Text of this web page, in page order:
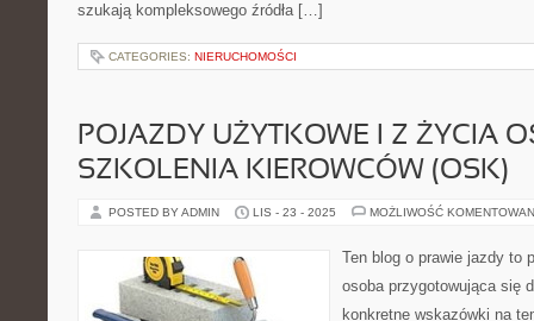
szukają kompleksowego źródła […]
CATEGORIES: NIERUCHOMOŚCI
POJAZDY UŻYTKOWE I Z ŻYCIA
SZKOLENIA KIEROWCÓW (OSK)
POSTED BY ADMIN LIS - 23 - 2025 MOŻLIWOŚĆ
Ten blog o prawie jazdy to
osoba przygotowująca się
konkretne wskazówki na